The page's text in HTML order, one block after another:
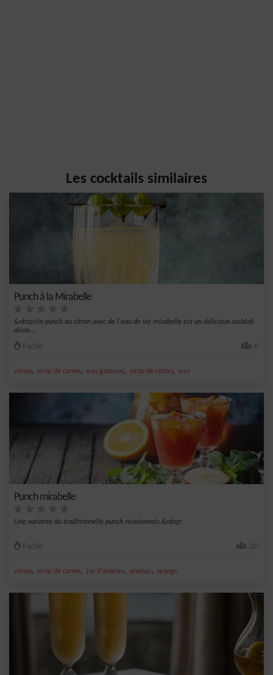
Les cocktails similaires
Punch à la Mirabelle
&nbsp;Un punch au citron avec de l'eau de vie mirabelle est un délicieux cocktail
alcoo...
Facile 6
citron, sirop de canne, eau gazeuse, sirop de citron, eau
Punch mirabelle
Une variante du traditionnelle punch réunionnais.&nbsp;
Facile 20
citron, sirop de canne, jus d'ananas, ananas, orange